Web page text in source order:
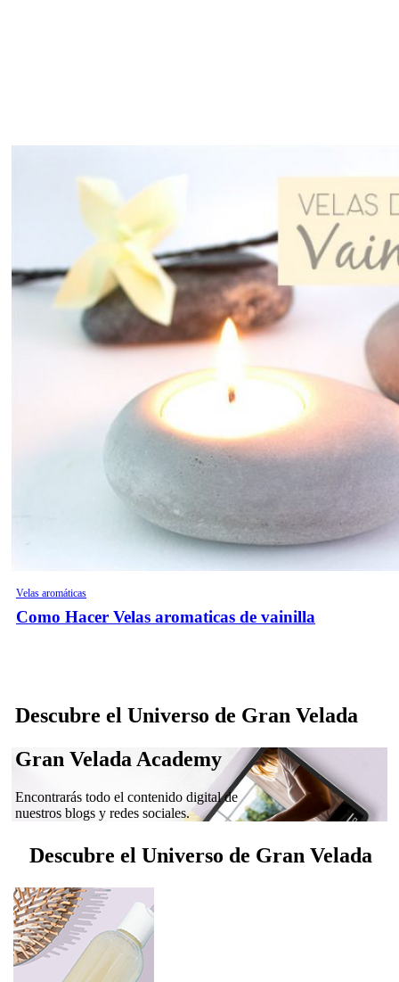
Velas aromáticas
Como Hacer Velas aromaticas de vainilla
Descubre el Universo de Gran Velada
Gran Velada Academy
Encontrarás todo el contenido digital de
nuestros blogs y redes sociales.
Descubre el Universo de Gran Velada